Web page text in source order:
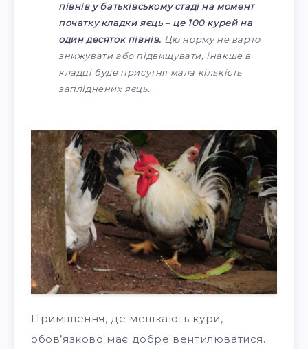
півнів у батьківському стаді на момент
початку кладки яєць – це 100 курей на
один десяток півнів. Цю норму не варто
знижувати або підвищувати, інакше в
кладці буде присутня мала кількість
запліднених яєць.
Приміщення, де мешкають кури,
обов’язково має добре вентилюватися.